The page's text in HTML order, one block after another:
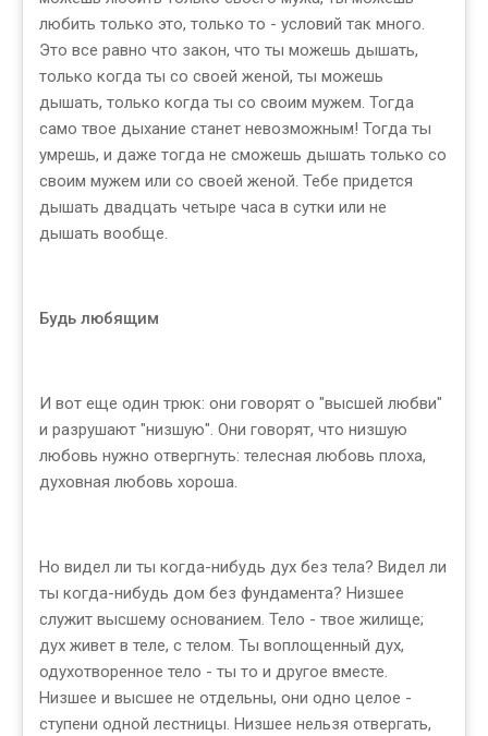
любить только это, только то - условий так много.
Это все равно что закон, что ты можешь дышать,
только когда ты со своей женой, ты можешь
дышать, только когда ты со своим мужем. Тогда
само твое дыхание станет невозможным! Тогда ты
умрешь, и даже тогда не сможешь дышать только со
своим мужем или со своей женой. Тебе придется
дышать двадцать четыре часа в сутки или не
дышать вообще.
Будь любящим
И вот еще один трюк: они говорят о "высшей любви"
и разрушают "низшую". Они говорят, что низшую
любовь нужно отвергнуть: телесная любовь плоха,
духовная любовь хороша.
Но видел ли ты когда-нибудь дух без тела? Видел ли
ты когда-нибудь дом без фундамента? Низшее
служит высшему основанием. Тело - твое жилище;
дух живет в теле, с телом. Ты воплощенный дух,
одухотворенное тело - ты то и другое вместе.
Низшее и высшее не отдельны, они одно целое -
ступени одной лестницы. Низшее нельзя отвергать,